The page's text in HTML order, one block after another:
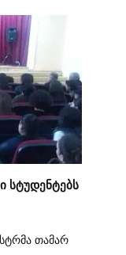
სტუდენტებს
თამარ